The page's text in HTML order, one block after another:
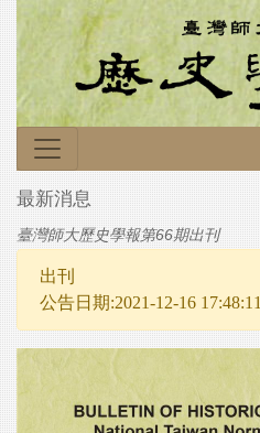
最新消息
臺灣師大歷史學報第66期出刊
出刊
公告日期:2021-12-16 17:48:11